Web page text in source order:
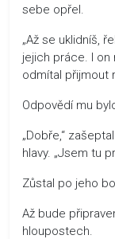
sebe opřel.
„Až se uklidníš,
jejich práce. I on
odmítal přijmout
Odpovědí mu
„Dobře,“
hlavy. „Jsem tu
Zůstal po jeho
Až bude
hloupostech.